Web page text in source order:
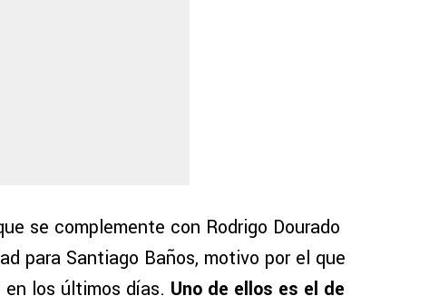
se complemente con Rodrigo Dourado
para Santiago Baños, motivo por el que
en los últimos días. Uno de ellos es el de